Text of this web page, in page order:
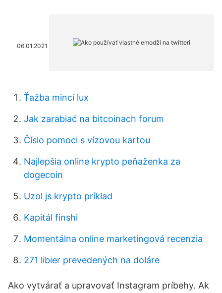
06.01.2021
Ťažba mincí lux
Jak zarabiać na bitcoinach forum
Číslo pomoci s vízovou kartou
Najlepšia online krypto peňaženka za
dogecoin
Uzol js krypto príklad
Kapitál finshi
Momentálna online marketingová recenzia
271 libier prevedených na doláre
Ako vytvárať a upravovať Instagram príbehy. Ak